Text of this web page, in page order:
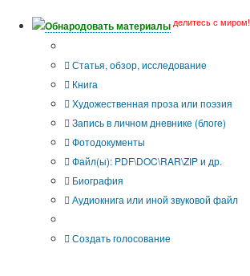
Обнародовать материалы делитесь с миром!
Статья, обзор, исследование
Книга
Художественная проза или поэзия
Запись в личном дневнике (блоге)
Фотодокументы
Файл(ы): PDF\DOC\RAR\ZIP и др.
Биография
Аудиокнига или иной звуковой файл
Создать голосование